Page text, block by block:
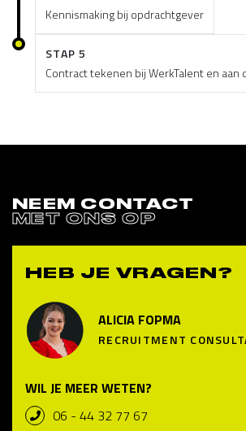
Kennismaking bij opdrachtgever
STAP 5
Contract tekenen bij WerkTalent en aan
NEEM CONTACT
MET ONS OP
HEB JE VRAGEN?
ALICIA FOPMA
RECRUITMENT
WIL JE MEER WETEN?
06 - 44 32 77 67